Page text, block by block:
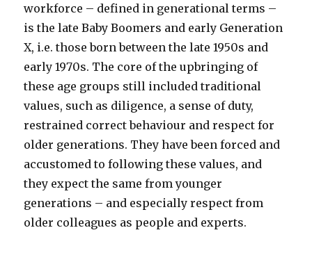
workforce – defined in generational terms –
is the late Baby Boomers and early Generation
X, i.e. those born between the late 1950s and
early 1970s. The core of the upbringing of
these age groups still included traditional
values, such as diligence, a sense of duty,
restrained correct behaviour and respect for
older generations. They have been forced and
accustomed to following these values, and
they expect the same from younger
generations – and especially respect from
older colleagues as people and experts.